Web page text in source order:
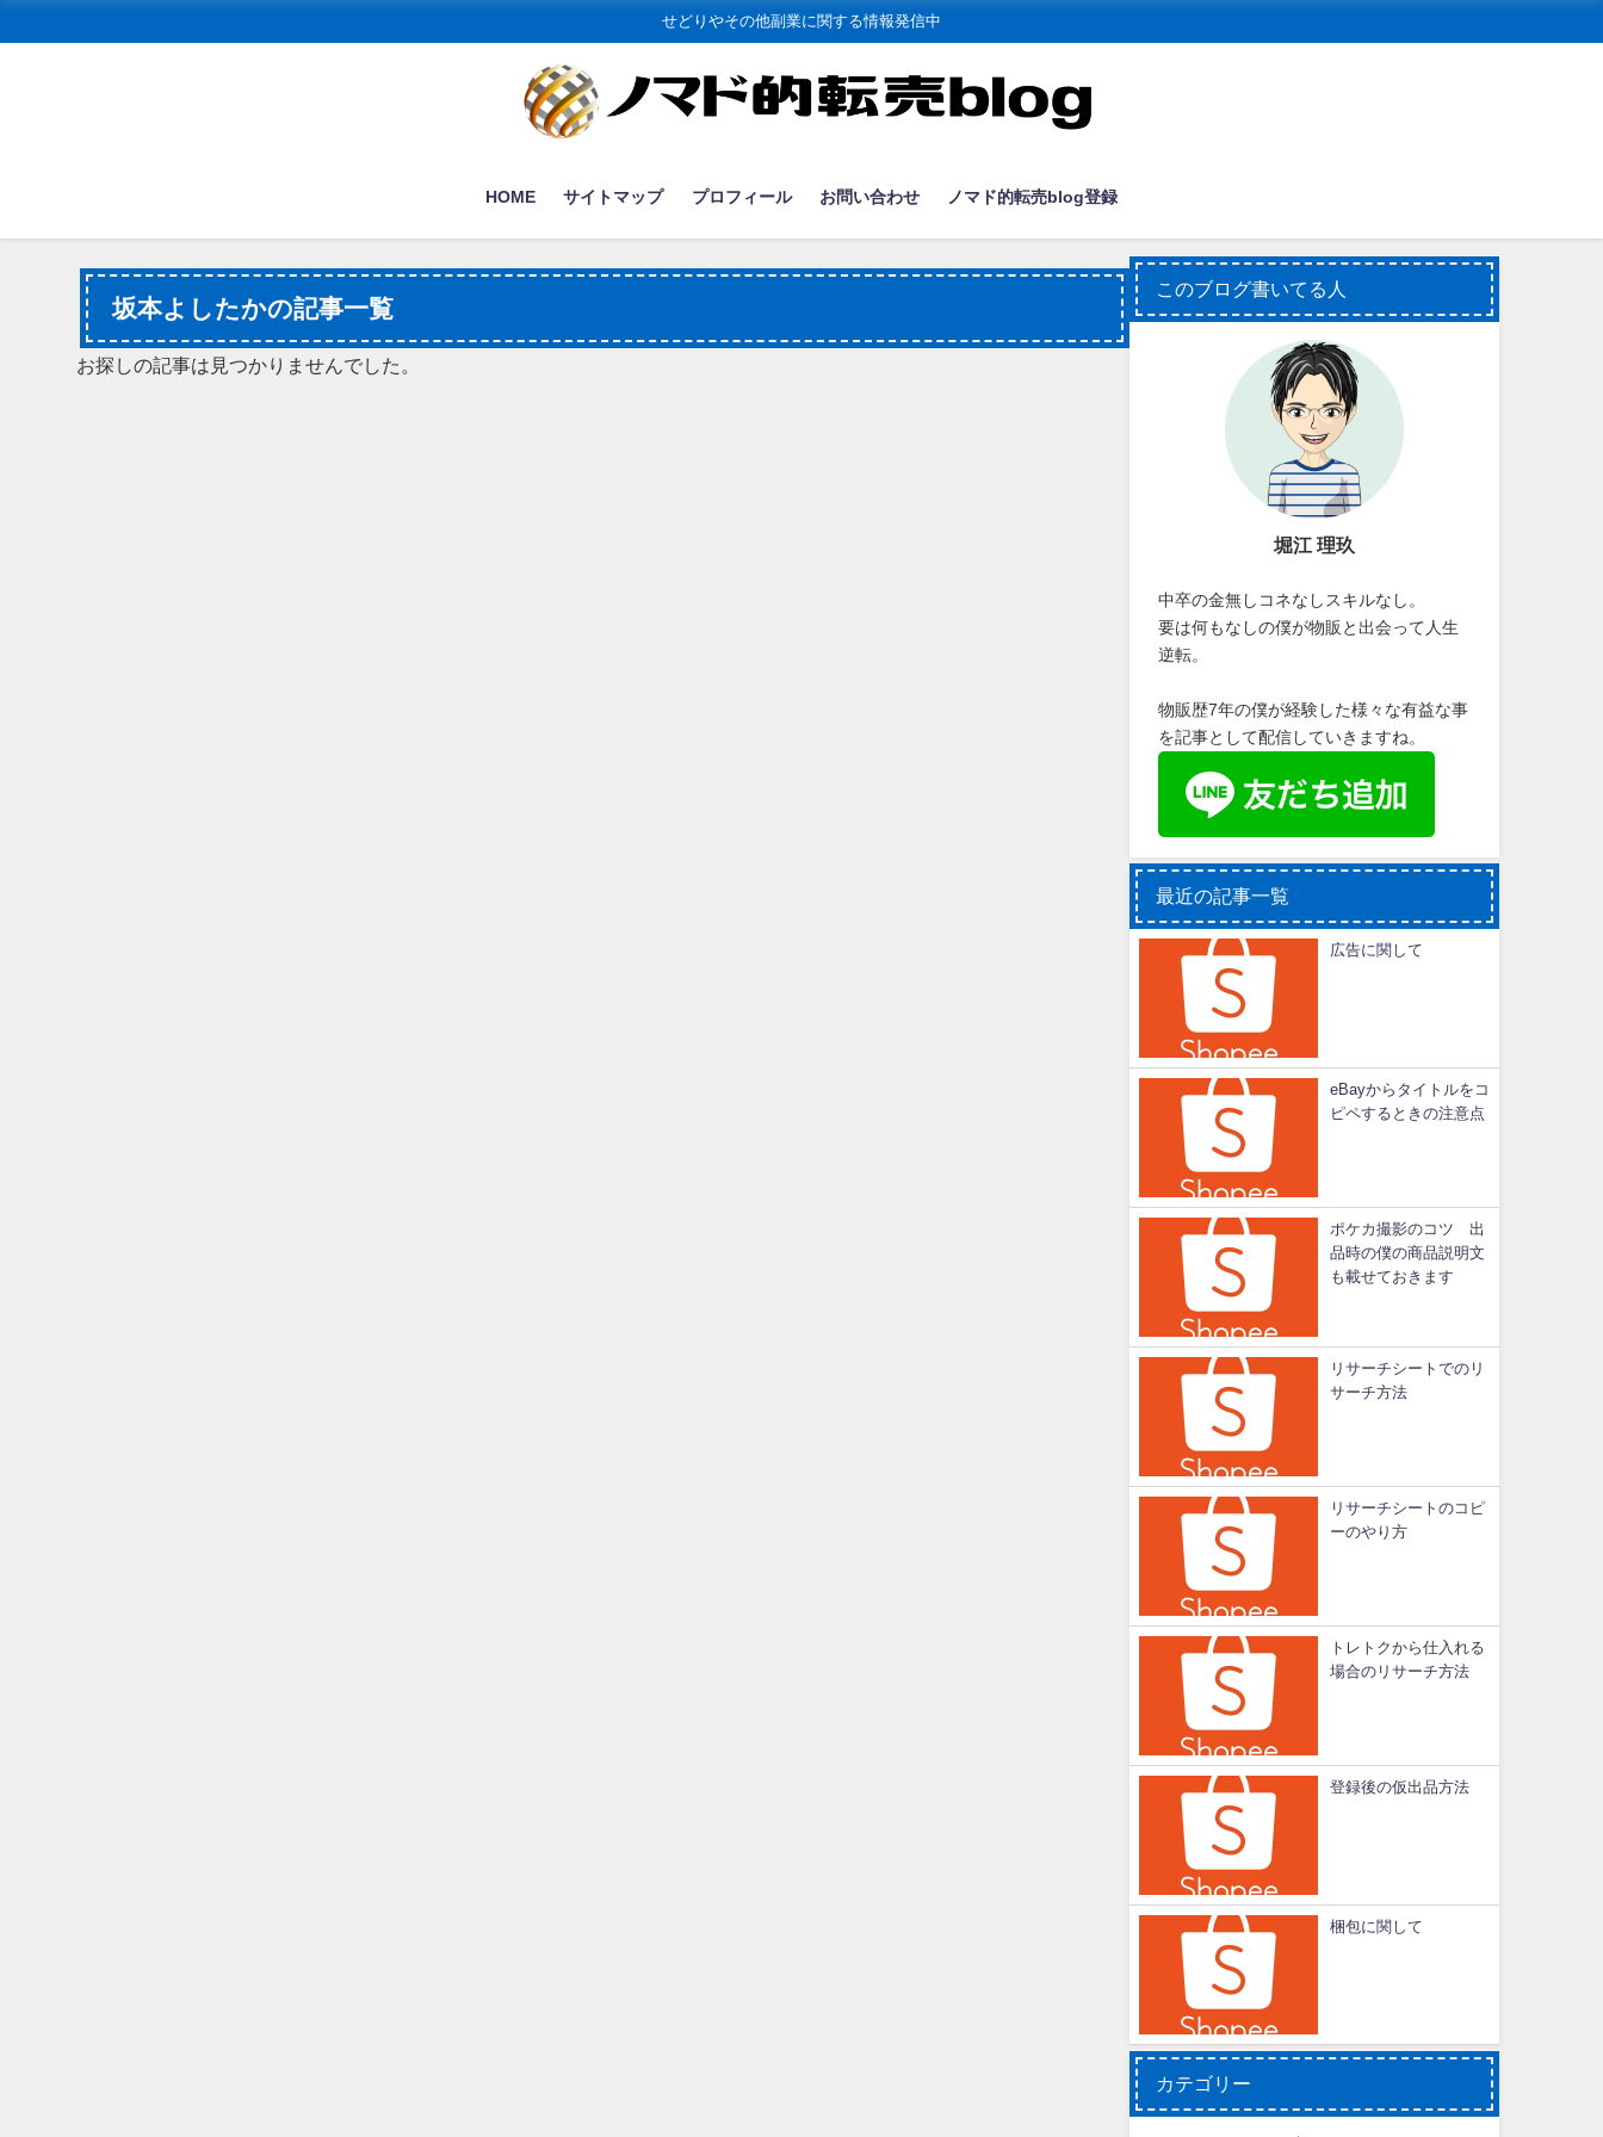
せどりやその他副業に関する情報発信中
HOME サイトマップ プロフィール お問い合わせ ノマド的転売blog登録
坂本よしたかの記事一覧
お探しの記事は見つかりませんでした。
このブログ書いてる人
堀江 理玖
中卒の金無しコネなしスキルなし。
要は何もなしの僕が物販と出会って人生
逆転。
物販歴7年の僕が経験した様々な有益な事
を記事として配信していきますね。
最近の記事一覧
広告に関して
eBayからタイトルをコ
ピペするときの注意点
ポケカ撮影のコツ 出
品時の僕の商品説明文
も載せておきます
リサーチシートでのリ
サーチ方法
リサーチシートのコピ
ーのやり方
トレトクから仕入れる
場合のリサーチ方法
登録後の仮出品方法
梱包に関して
カテゴリー